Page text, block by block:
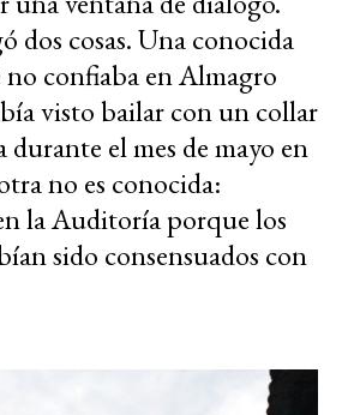
dos cosas. Una conocida
confiaba en Almagro
visto bailar con un collar
durante el mes de mayo en
no es conocida:
la Auditoría porque los
sido consensuados con